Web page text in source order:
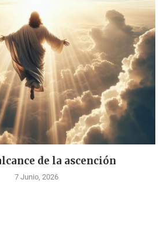
de la ascención
7 Junio, 2026